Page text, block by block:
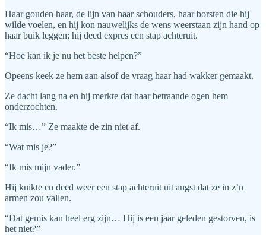
Haar gouden haar, de lijn van haar schouders, haar borsten die hij
wilde voelen, en hij kon nauwelijks de wens weerstaan zijn hand op
haar buik leggen; hij deed expres een stap achteruit.
“Hoe kan ik je nu het beste helpen?”
Opeens keek ze hem aan alsof de vraag haar had wakker gemaakt.
Ze dacht lang na en hij merkte dat haar betraande ogen hem
onderzochten.
“Ik mis…” Ze maakte de zin niet af.
“Wat mis je?”
“Ik mis mijn vader.”
Hij knikte en deed weer een stap achteruit uit angst dat ze in z’n
armen zou vallen.
“Dat gemis kan heel erg zijn… Hij is een jaar geleden gestorven, is
het niet?”